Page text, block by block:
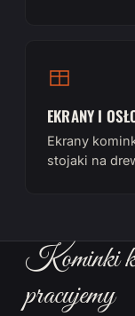
EKRANY I
Ekrany
stojaki na
Kominki
pracujemy